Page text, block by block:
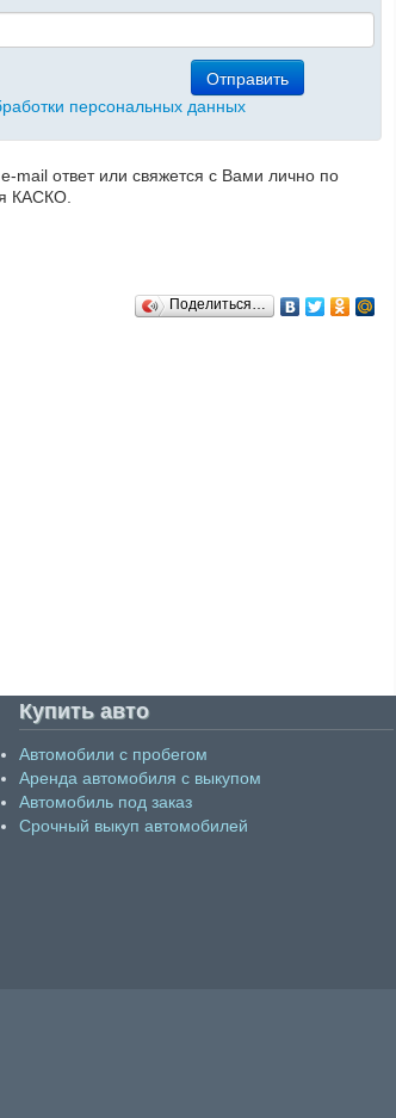
Отправить
персональных данных
mail ответ или свяжется с Вами лично по
КАСКО.
Поделиться…
Купить авто
Автомобили с пробегом
Аренда автомобиля с выкупом
Автомобиль под заказ
Срочный выкуп автомобилей